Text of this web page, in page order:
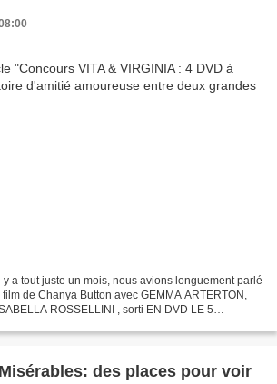
y a tout juste un mois, nous avions longuement parlé
film de Chanya Button avec GEMMA ARTERTON,
ROSSELLINI , sorti EN DVD LE 5
des places pour voir